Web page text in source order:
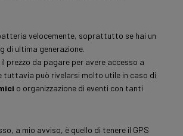
velocemente, soprattutto se hai un
di ultima generazione.
prezzo da pagare per avere accesso a
tuttavia può rivelarsi molto utile in caso di
o organizzazione di eventi con tanti
a mio avviso, è quello di tenere il GPS